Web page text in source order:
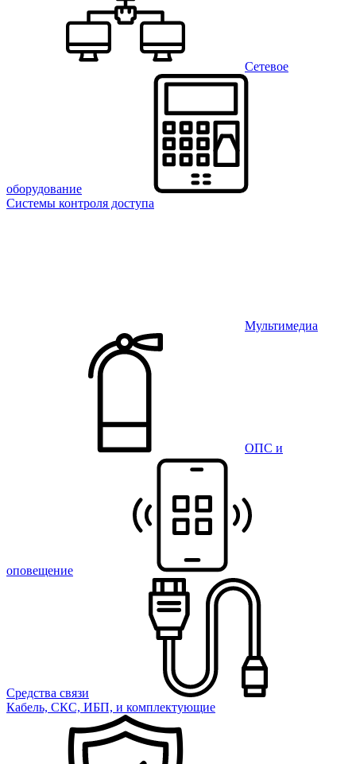
Сетевое
оборудование
Системы контроля доступа
Мультимедиа
ОПС и
оповещение
Средства связи
Кабель, СКС, ИБП, и комплектующие